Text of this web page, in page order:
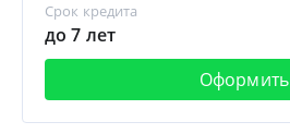
Срок кредита
до 7 лет
Оформить